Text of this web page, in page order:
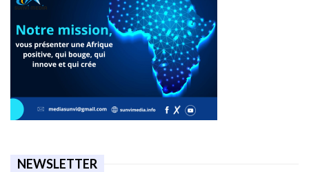
NEWSLETTER